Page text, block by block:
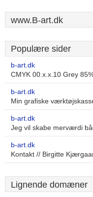
www.B-art.dk
Populære sider
b-art.dk
CMYK 00.x.x.10 Grey
b-art.dk
Min grafiske
b-art.dk
Jeg vil skabe merværdi
b-art.dk
Kontakt // Birgitte
Lignende domæner